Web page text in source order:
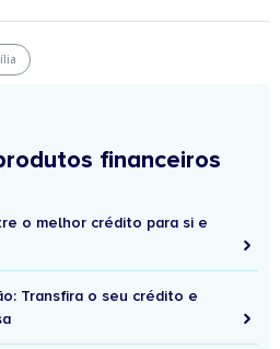
financeiros
o melhor crédito para si e
Transfira o seu crédito e